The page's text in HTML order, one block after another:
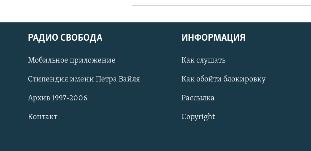
СОЦИАЛЬНЫЕ СЕТИ
РАДИО СВОБОДА
Мобильное приложение
Стипендия имени Петра Вайля
Архив 1997-2006
Контакт
ИНФОРМАЦИЯ
Как слушать
Как обойти блокировку
Рассылка
Copyright